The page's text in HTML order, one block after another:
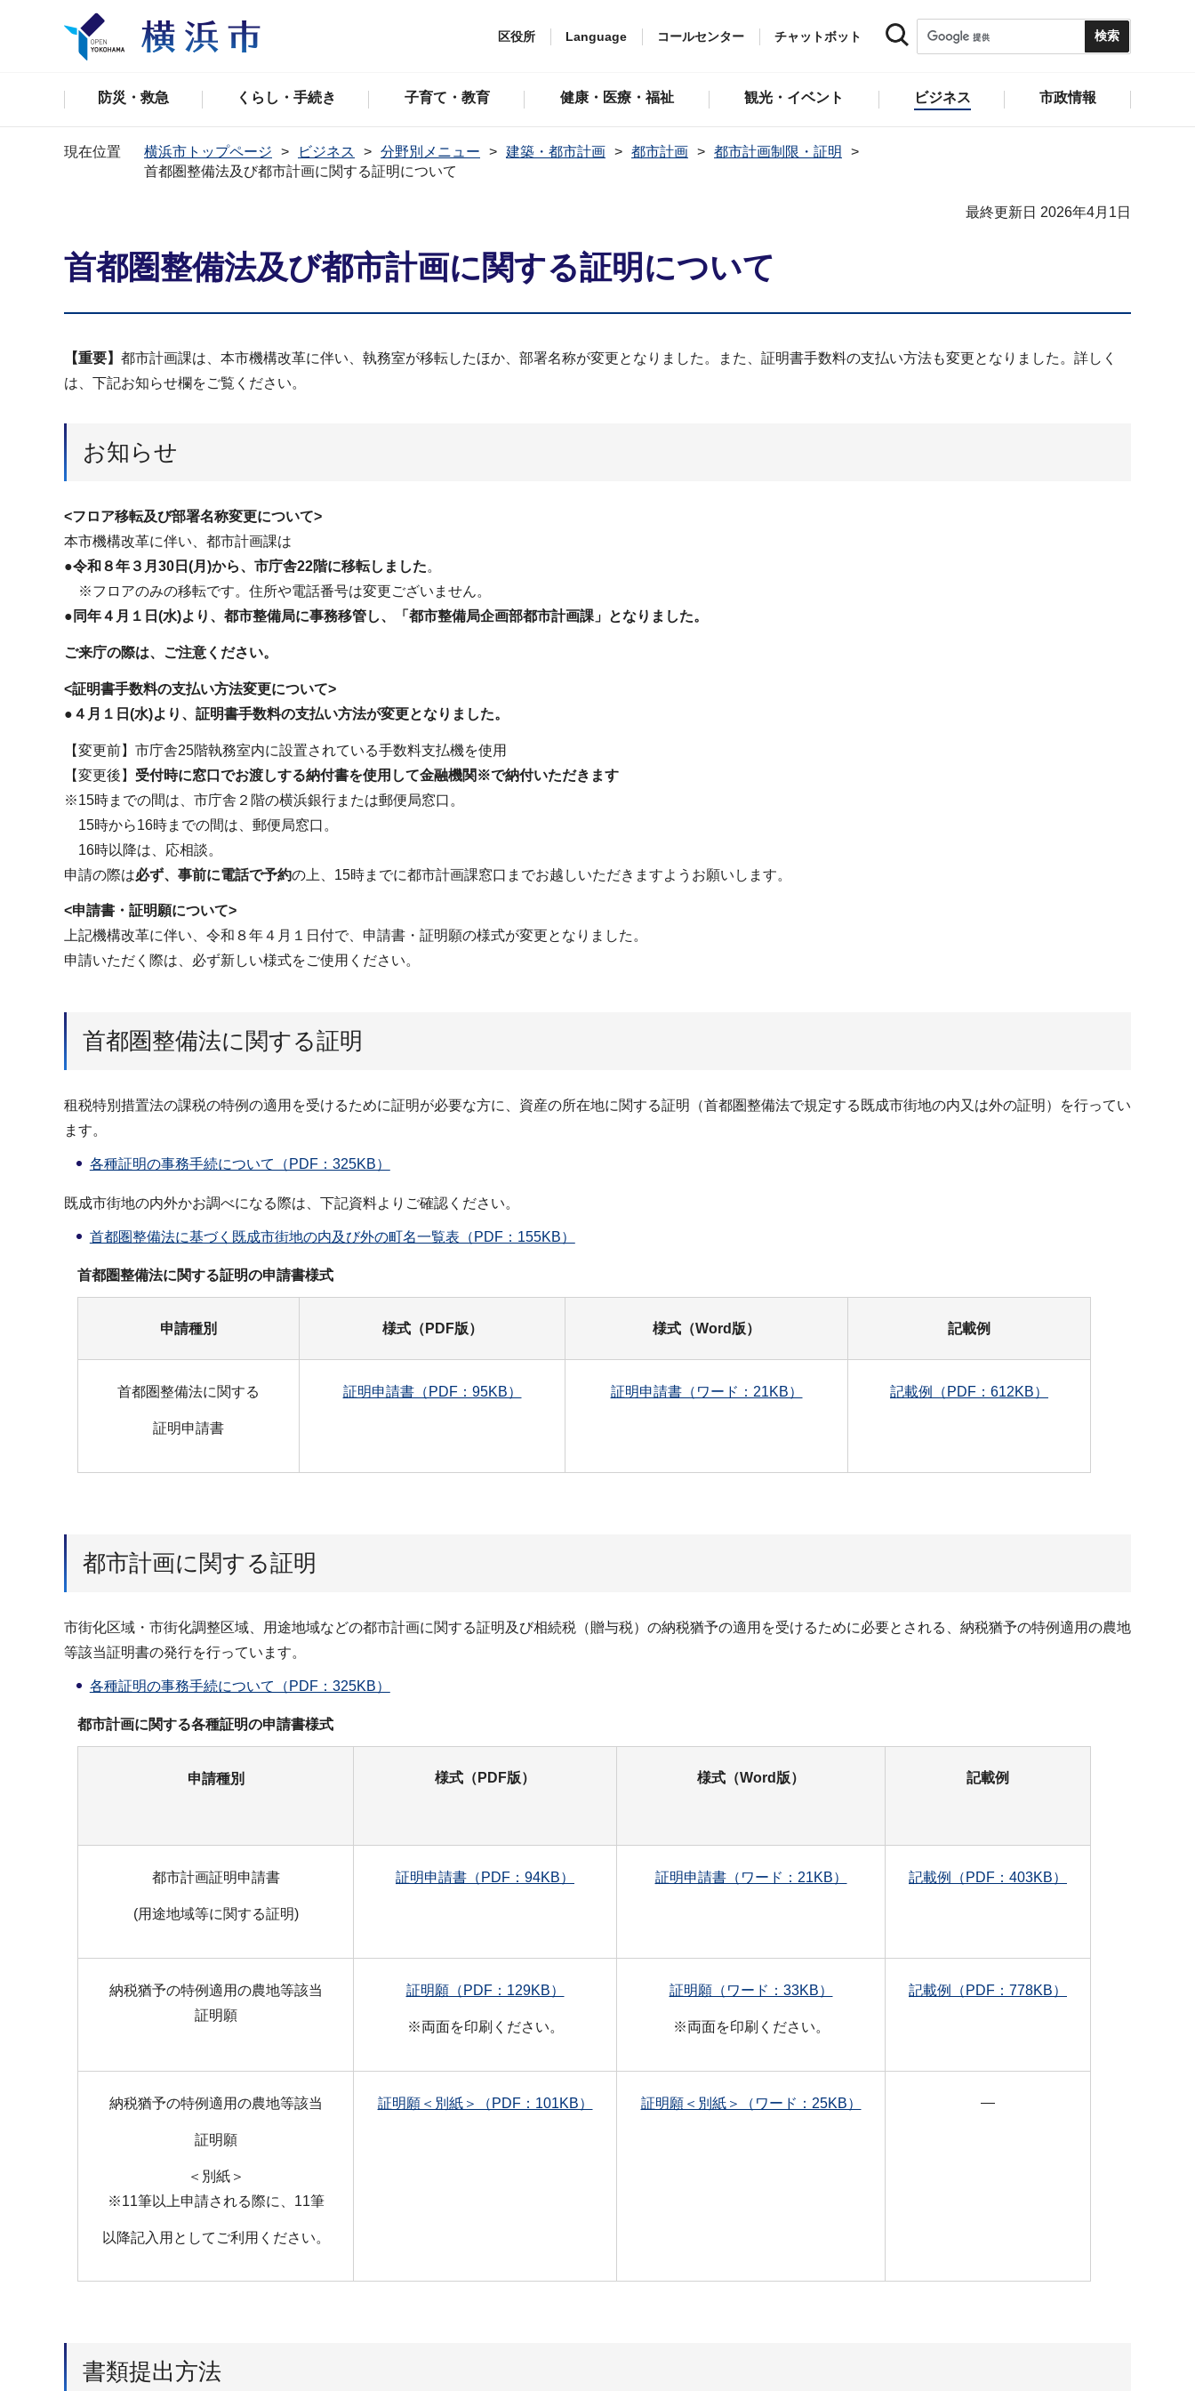
区役所 Language コールセンター チャットボット
防災・救急 くらし・手続き 子育て・教育 健康・医療・福祉 観光・イベント ビジネス 市政情報
現在位置 横浜市トップページ ビジネス 分野別メニュー 建築・都市計画 都市計画
都市計画制限・証明
首都圏整備法及び都市計画に関する証明について
最終更新日 2026年4月1日
首都圏整備法及び都市計画に関する証明について
【重要】 都市計画課は、本市機構改革に伴い、執務室が移転したほか、部署名称が変更となりました。また、証明書手数料の支払い方法も変更となりました。詳しく
は、下記お知らせ欄をご覧ください。
お知らせ
<フロア移転及び部署名称変更について>
本市機構改革に伴い、都市計画課は
●令和８年３月30日(月)から、市庁舎22階に移転しました。
※フロアのみの移転です。住所や電話番号は変更ございません。
● 同年４月１日(水)より、都市整備局に事務移管し、「都市整備局企画部都市計画課」となりました。
ご来庁の際は、ご注意ください。
<証明書手数料の支払い方法変更について>
● ４月１日(水)より、証明書手数料の支払い方法が変更となりました。
【変更前】市庁舎25階執務室内に設置されている手数料支払機を使用
【変更後】 受付時に窓口でお渡しする納付書を使用して金融機関※で納付いただきます
※15時までの間は、市庁舎２階の横浜銀行または郵便局窓口。
15時から16時までの間は、郵便局窓口。
16時以降は、応相談。
申請の際は必ず、事前に電話で予約の上、15時までに都市計画課窓口までお越しいただきますようお願いします。
<申請書・証明願について>
上記機構改革に伴い、令和８年４月１日付で、申請書・証明願の様式が変更となりました。
申請いただく際は、必ず新しい様式をご使用ください。
首都圏整備法に関する証明
租税特別措置法の課税の特例の適用を受けるために証明が必要な方に、資産の所在地に関する証明（首都圏整備法で規定する既成市街地の内又は外の証明）を行ってい
ます。
各種証明の事務手続について（PDF：325KB）
既成市街地の内外かお調べになる際は、下記資料よりご確認ください。
首都圏整備法に基づく既成市街地の内及び外の町名一覧表（PDF：155KB）
首都圏整備法に関する証明の申請書様式
申請種別 様式（PDF版） 様式（Word版） 記載例
首都圏整備法に関する
証明申請書
証明申請書（PDF：95KB） 証明申請書（ワード：21KB） 記載例（PDF：612KB）
都市計画に関する証明
市街化区域・市街化調整区域、用途地域などの都市計画に関する証明及び相続税（贈与税）の納税猶予の適用を受けるために必要とされる、納税猶予の特例適用の農地
等該当証明書の発行を行っています。
各種証明の事務手続について（PDF：325KB）
都市計画に関する各種証明の申請書様式
申請種別 様式（PDF版） 様式（Word版） 記載例
都市計画証明申請書
(用途地域等に関する証明)
証明申請書（PDF：94KB） 証明申請書（ワード：21KB） 記載例（PDF：403KB）
納税猶予の特例適用の農地等該当
証明願
証明願（PDF：129KB）
※両面を印刷ください。
証明願（ワード：33KB）
※両面を印刷ください。
記載例（PDF：778KB）
納税猶予の特例適用の農地等該当
証明願
＜別紙＞
※11筆以上申請される際に、11筆
以降記入用としてご利用ください。
証明願＜別紙＞（PDF：101KB） 証明願＜別紙＞（ワード：25KB） ―
書類提出方法